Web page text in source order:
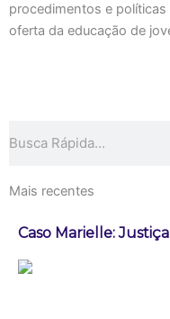
procedimentos e políticas
oferta da educação de
Mais recentes
Caso Marielle: